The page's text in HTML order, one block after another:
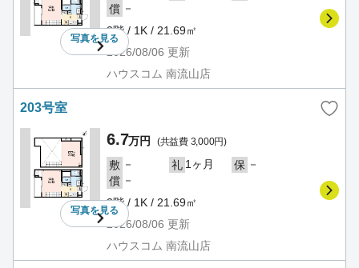
写真を見る
償 －
2階 / 1K / 21.69㎡
2026/08/06 更新
ハウスコム 南流山店
203号室
写真を見る
6.7万円 (共益費 3,000円)
敷 － 礼 1ヶ月 保 －
償 －
2階 / 1K / 21.69㎡
2026/08/06 更新
ハウスコム 南流山店